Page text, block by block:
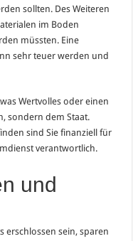
sollten. Des Weiteren
im Boden
müssten. Eine
sehr teuer werden und
Wertvolles oder einen
sondern dem Staat.
sind Sie finanziell für
verantwortlich.
und
erschlossen sein, sparen